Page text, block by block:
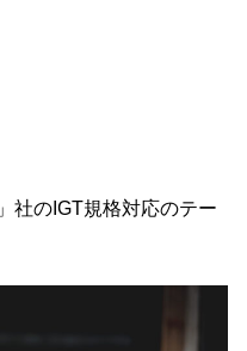
」社のIGT規格対応のテー